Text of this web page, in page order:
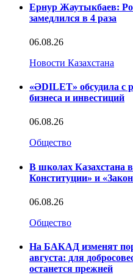
Ернур Жаутыкбаев:
замедлился в 4 раза
06.08.26
Новости Казахстана
«ӘDILET» обсудила с
бизнеса и инвестиций
06.08.26
Общество
В школах Казахстана
Конституции» и
06.08.26
Общество
На БАКАД изменят
августа: для
останется прежней